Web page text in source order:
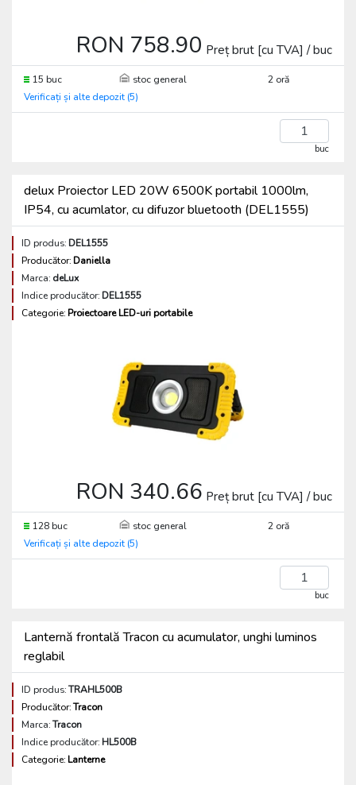
RON 758.90 Preț brut [cu TVA] / buc
15 buc stoc general
2 oră
Verificați și alte depozit (5)
buc
delux Proiector LED 20W 6500K portabil 1000lm,
IP54, cu acumlator, cu difuzor bluetooth (DEL1555)
ID produs:DEL1555
Producător:Daniella
Marca: deLux
Indice producător:DEL1555
Categorie:Proiectoare LED-uri portabile
RON 340.66 Preț brut [cu TVA] / buc
128 buc stoc general
2 oră
Verificați și alte depozit (5)
buc
Lanternă frontală Tracon cu acumulator, unghi luminos
reglabil
ID produs:TRAHL500B
Producător:Tracon
Marca:Tracon
Indice producător:HL500B
Categorie:Lanterne